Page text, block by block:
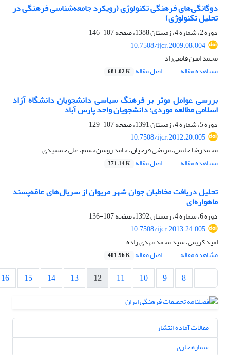
دوگانگی‌های فرهنگی تکنولوژی (رویکرد جامعه‌شناسی فرهنگی در
تحلیل تکنولوژی)
دوره 2، شماره 4، زمستان 1388، صفحه
107-146
10.7508/ijcr.2009.08.004
محمد امین قانعی‌راد
مشاهده مقاله
اصل مقاله 681.02 K
بررسی عوامل موثر بر فرهنگ سیاسی دانشجویان دانشگاه آزاد
اسلامی مطالعه موردی: دانشجویان واحد پارس آباد
دوره 5، شماره 4، زمستان 1391، صفحه
107-129
10.7508/ijcr.2012.20.005
محمدرضا حاتمی، مرتضی فرجیان، حامد روشن‌چشم، علی جمشیدی
مشاهده مقاله
اصل مقاله 371.14 K
تحلیل دریافت مخاطبان جوان شهر مریوان از سریال‌های عامّه‌پسند
ماهواره‌ای
دوره 6، شماره 4، زمستان 1392، صفحه
107-136
10.7508/ijcr.2013.24.005
امید کریمی، سید محمد مهدی زاده
مشاهده مقاله
اصل مقاله 401.96 K
8
9
10
11
12
13
14
15
16
مقالات آماده انتشار
شماره جاری